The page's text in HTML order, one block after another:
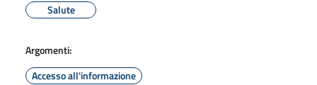
Salute
Argomenti:
Accesso all'informazione